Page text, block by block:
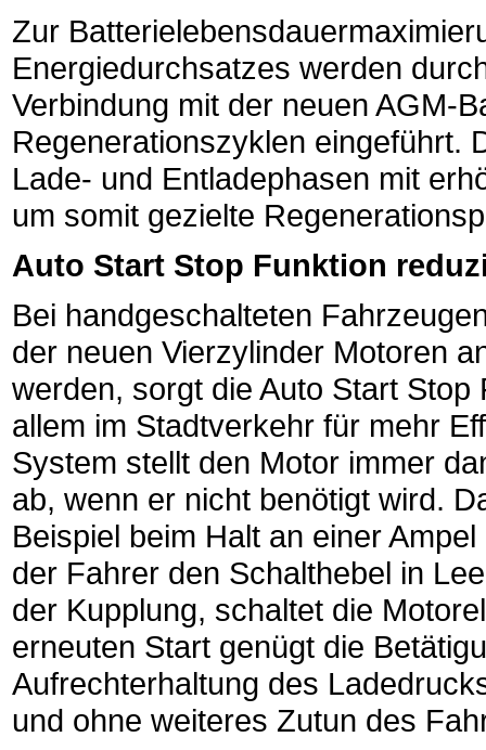
Zur
Energiedurchsatzes werden
Verbindung mit der neuen AGM-
Regenerationszyklen eingeführt.
Lade- und Entladephasen mit
um somit gezielte
Auto Start Stop Funktion
Bei handgeschalteten
der neuen Vierzylinder Motoren
werden, sorgt die Auto Start Stop
allem im Stadtverkehr für mehr
System stellt den Motor immer
ab, wenn er nicht benötigt wird.
Beispiel beim Halt an einer
der Fahrer den Schalthebel in
der Kupplung, schaltet die
erneuten Start genügt die
Aufrechterhaltung des
und ohne weiteres Zutun des